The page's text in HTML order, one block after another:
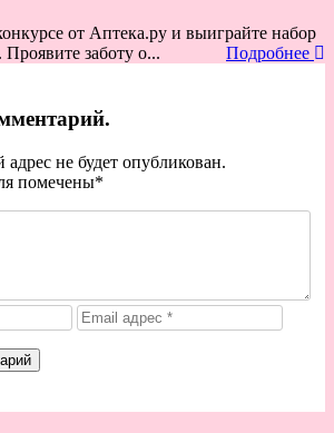
от Аптека.ру и выиграйте набор
заботу о...
Подробнее
не будет опубликован.
помечены*